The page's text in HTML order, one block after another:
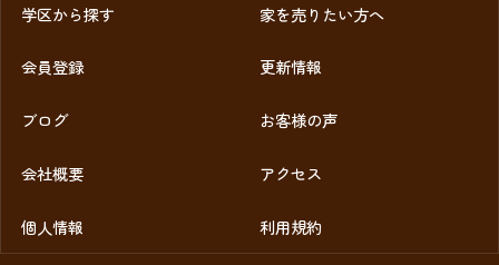
学区から探す 家を売りたい方へ
会員登録 更新情報
ブログ お客様の声
会社概要 アクセス
個人情報 利用規約